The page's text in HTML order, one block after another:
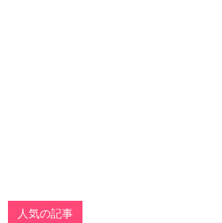
人気の記事